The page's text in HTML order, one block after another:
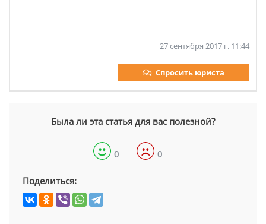
27 сентября 2017 г. 11:44
Спросить юриста
Была ли эта статья для вас полезной?
0 0
Поделиться: